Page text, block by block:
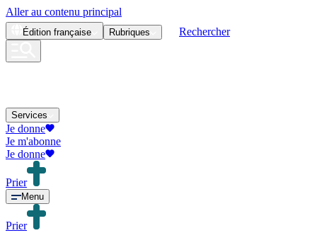
Aller au contenu principal
Édition française Rubriques Rechercher
Services
Je donne
Je m'abonne
Je donne
Prier
Menu
Prier